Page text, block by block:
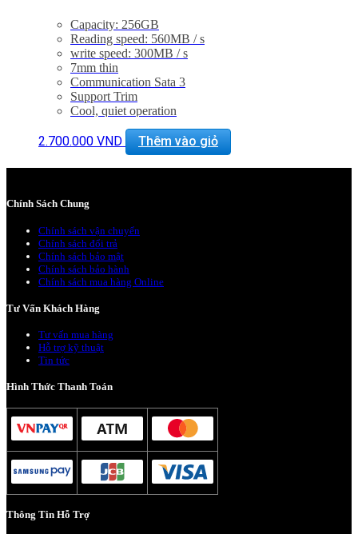
Capacity: 256GB
Reading speed: 560MB / s
write speed: 300MB / s
7mm thin
Communication Sata 3
Support Trim
Cool, quiet operation
2.700.000 VND Thêm vào giỏ
Chính Sách Chung
Chính sách vận chuyển
Chính sách đổi trả
Chính sách bảo mật
Chính sách bảo hành
Chính sách mua hàng Online
Tư Vấn Khách Hàng
Tư vấn mua hàng
Hỗ trợ kỹ thuật
Tin tức
Hình Thức Thanh Toán
Thông Tin Hỗ Trợ